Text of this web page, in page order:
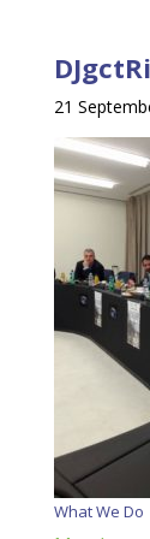
21
What We Do